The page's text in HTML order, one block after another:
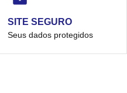
SITE SEGURO
Seus dados protegidos